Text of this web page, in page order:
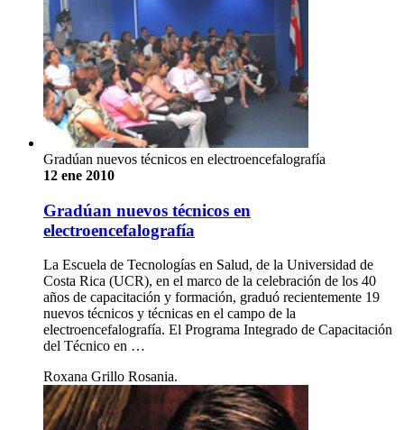
Gradúan nuevos técnicos en electroencefalografía
12 ene 2010
Gradúan nuevos técnicos en
electroencefalografía
La Escuela de Tecnologías en Salud, de la Universidad de
Costa Rica (UCR), en el marco de la celebración de los 40
años de capacitación y formación, graduó recientemente 19
nuevos técnicos y técnicas en el campo de la
electroencefalografía. El Programa Integrado de Capacitación
del Técnico en …
Roxana Grillo Rosania.